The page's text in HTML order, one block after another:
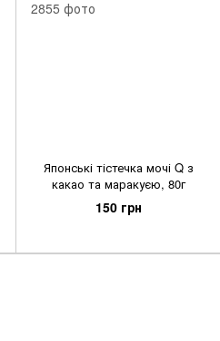
Японські тістечка мочі Q з
какао та маракуєю, 80г
150 грн